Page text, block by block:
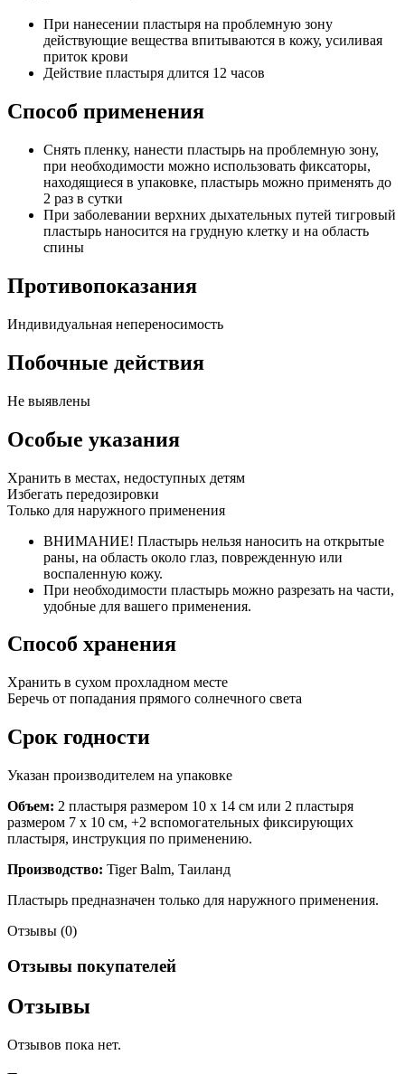
При нанесении пластыря на проблемную зону
действующие вещества впитываются в кожу, усиливая
приток крови
Действие пластыря длится 12 часов
Способ применения
Снять пленку, нанести пластырь на проблемную зону,
при необходимости можно использовать фиксаторы,
находящиеся в упаковке, пластырь можно применять до
2 раз в сутки
При заболевании верхних дыхательных путей тигровый
пластырь наносится на грудную клетку и на область
спины
Противопоказания
Индивидуальная непереносимость
Побочные действия
Не выявлены
Особые указания
Хранить в местах, недоступных детям
Избегать передозировки
Только для наружного применения
ВНИМАНИЕ! Пластырь нельзя наносить на открытые
раны, на область около глаз, поврежденную или
воспаленную кожу.
При необходимости пластырь можно разрезать на части,
удобные для вашего применения.
Способ хранения
Хранить в сухом прохладном месте
Беречь от попадания прямого солнечного света
Срок годности
Указан производителем на упаковке
Объем: 2 пластыря размером 10 х 14 см или 2 пластыря
размером 7 х 10 см, +2 вспомогательных фиксирующих
пластыря, инструкция по применению.
Производство: Tiger Balm, Таиланд
Пластырь предназначен только для наружного применения.
Отзывы (0)
Отзывы покупателей
Отзывы
Отзывов пока нет.